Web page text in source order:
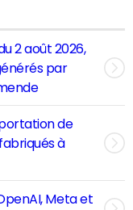
2 août 2026,
par
de
à
Meta et